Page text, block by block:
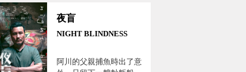
夜盲
NIGHT BLINDNESS
阿川的⽗親捕⿂時出了意